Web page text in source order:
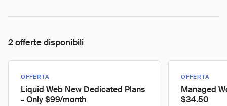
2 offerte disponibili
OFFERTA
Liquid Web New Dedicated Plans
- Only $99/month
OFFERTA
Managed
$34.50